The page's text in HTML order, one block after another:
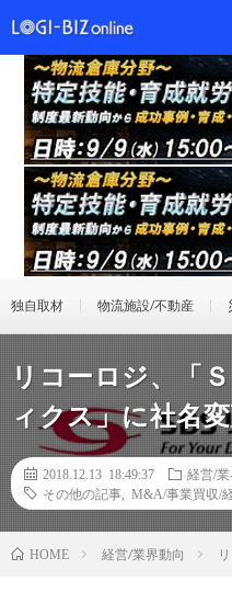
独自取材 物流施設/不動産
リコーロジ、「
ィクス」に社名
2018.12.13 18:49:37
経営/業
その他の記事
M&A/事業買収/
HOME 経営/業界動向